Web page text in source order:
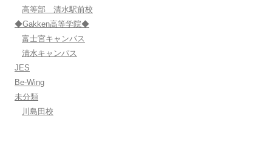
高等部 清水駅前校
◆Gakken高等学院◆
富士宮キャンパス
清水キャンパス
JES
Be-Wing
未分類
川島田校